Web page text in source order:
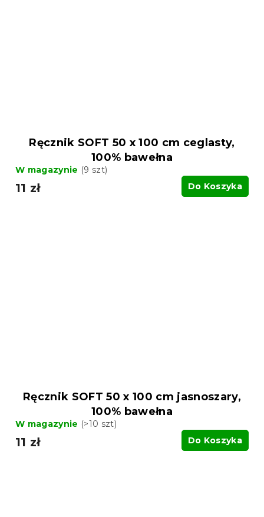
Ręcznik SOFT 50 x 100 cm ceglasty,
100% bawełna
W magazynie (9 szt)
11 zł Do Koszyka
Ręcznik SOFT 50 x 100 cm jasnoszary,
100% bawełna
W magazynie (>10 szt)
11 zł Do Koszyka